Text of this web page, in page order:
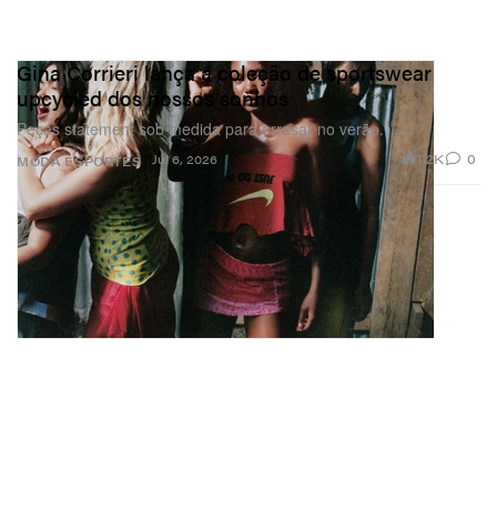
MODA ESPORTES
Gina Corrieri lança a coleção de sportswear
upcycled dos nossos sonhos
Peças statement sob medida para arrasar no verão.
Jul 6, 2026 1.2K 0